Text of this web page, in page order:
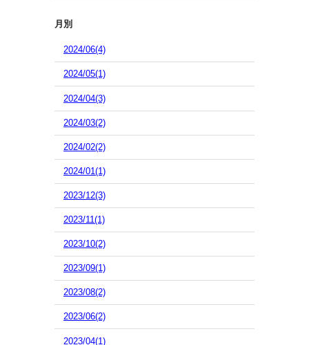
月別
2024/06(4)
2024/05(1)
2024/04(3)
2024/03(2)
2024/02(2)
2024/01(1)
2023/12(3)
2023/11(1)
2023/10(2)
2023/09(1)
2023/08(2)
2023/06(2)
2023/04(1)